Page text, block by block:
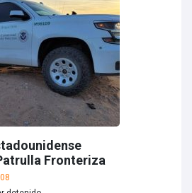
Fronteriza